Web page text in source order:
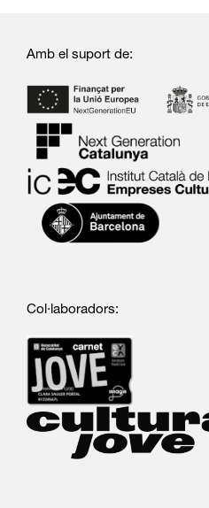
Amb el suport de:
Col·laboradors: